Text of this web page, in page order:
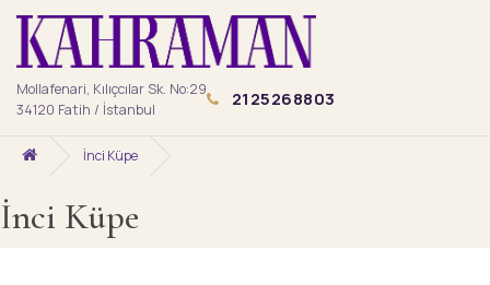
Mollafenari, Kılıçcılar Sk. No:29
34120 Fatih / İstanbul
2125268803
İnci Küpe
İnci Küpe